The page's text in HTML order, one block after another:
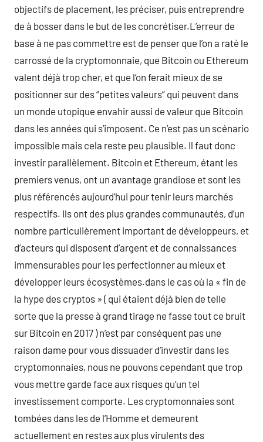
objectifs de placement, les préciser, puis entreprendre
de à bosser dans le but de les concrétiser.L’erreur de
base à ne pas commettre est de penser que l’on a raté le
carrossé de la cryptomonnaie, que Bitcoin ou Ethereum
valent déjà trop cher, et que l’on ferait mieux de se
positionner sur des “petites valeurs” qui peuvent dans
un monde utopique envahir aussi de valeur que Bitcoin
dans les années qui s’imposent. Ce n’est pas un scénario
impossible mais cela reste peu plausible. Il faut donc
investir parallèlement. Bitcoin et Ethereum, étant les
premiers venus, ont un avantage grandiose et sont les
plus référencés aujourd’hui pour tenir leurs marchés
respectifs. Ils ont des plus grandes communautés, d’un
nombre particulièrement important de développeurs, et
d’acteurs qui disposent d’argent et de connaissances
immensurables pour les perfectionner au mieux et
développer leurs écosystèmes.dans le cas où la « fin de
la hype des cryptos » ( qui étaient déjà bien de telle
sorte que la presse à grand tirage ne fasse tout ce bruit
sur Bitcoin en 2017 ) n’est par conséquent pas une
raison dame pour vous dissuader d’investir dans les
cryptomonnaies, nous ne pouvons cependant que trop
vous mettre garde face aux risques qu’un tel
investissement comporte. Les cryptomonnaies sont
tombées dans les de l’Homme et demeurent
actuellement en restes aux plus virulents des